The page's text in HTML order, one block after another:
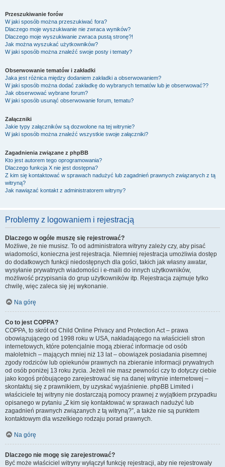
Przeszukiwanie forów
W jaki sposób można przeszukiwać fora?
Dlaczego moje wyszukiwanie nie zwraca wyników?
Dlaczego moje wyszukiwanie zwraca pustą stronę?!
Jak można wyszukać użytkowników?
W jaki sposób można znaleźć swoje posty i tematy?
Obserwowanie tematów i zakładki
Jaka jest różnica między dodaniem zakładki a obserwowaniem?
W jaki sposób można dodać zakładkę do wybranych tematów lub je obserwować??
Jak obserwować wybrane forum?
W jaki sposób usunąć obserwowanie forum, tematu?
Załączniki
Jakie typy załączników są dozwolone na tej witrynie?
W jaki sposób można znaleźć wszystkie swoje załączniki?
Zagadnienia związane z phpBB
Kto jest autorem tego oprogramowania?
Dlaczego funkcja X nie jest dostępna?
Z kim się kontaktować w sprawach nadużyć lub zagadnień prawnych związanych z tą
witryną?
Jak nawiązać kontakt z administratorem witryny?
Problemy z logowaniem i rejestracją
Dlaczego w ogóle muszę się rejestrować?
Możliwe, że nie musisz. To od administratora witryny zależy czy, aby pisać
wiadomości, konieczna jest rejestracja. Niemniej rejestracja umożliwia dostęp
do dodatkowych funkcji niedostępnych dla gości, takich jak własny awatar,
wysyłanie prywatnych wiadomości i e-maili do innych użytkowników,
możliwość przypisania do grup użytkowników itp. Rejestracja zajmuje tylko
chwilę, więc zaleca się jej wykonanie.
Na górę
Co to jest COPPA?
COPPA, to skrót od Child Online Privacy and Protection Act – prawa
obowiązującego od 1998 roku w USA, nakładającego na właścicieli stron
internetowych, które potencjalnie mogą zbierać informacje od osób
małoletnich – mających mniej niż 13 lat – obowiązek posiadania pisemnej
zgody rodziców lub opiekunów prawnych na zbieranie informacji prywatnych
od osób poniżej 13 roku życia. Jeżeli nie masz pewności czy to dotyczy ciebie
jako kogoś próbującego zarejestrować się na danej witrynie internetowej –
skontaktuj się z prawnikiem, by uzyskać wyjaśnienie. phpBB Limited i
właściciele tej witryny nie dostarczają pomocy prawnej z wyjątkiem przypadku
opisanego w pytaniu „Z kim się kontaktować w sprawach nadużyć lub
zagadnień prawnych związanych z tą witryną?”, a także nie są punktem
kontaktowym dla wszelkiego rodzaju porad prawnych.
Na górę
Dlaczego nie mogę się zarejestrować?
Być może właściciel witryny wyłączył funkcję rejestracji, aby nie rejestrowały